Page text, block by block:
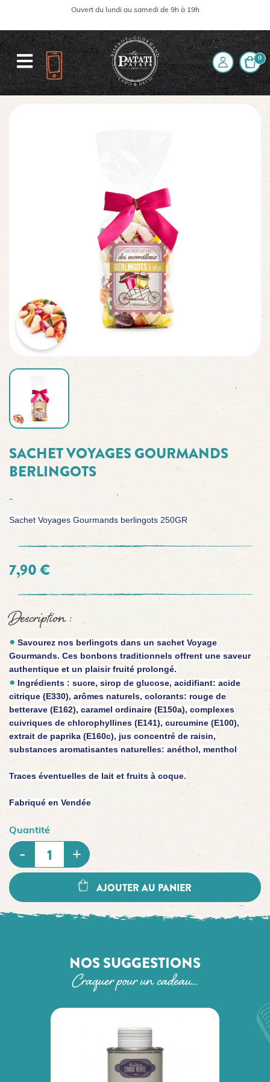
Ouvert du lundi au samedi de 9h à 19h
0
SACHET VOYAGES GOURMANDS
BERLINGOTS
-
Sachet Voyages Gourmands berlingots 250GR
7,90 €
Description :
Savourez nos berlingots dans un sachet Voyage
Gourmands. Ces bonbons traditionnels offrent une saveur
authentique et un plaisir fruité prolongé.
Ingrédients : sucre, sirop de glucose, acidifiant: acide
citrique (E330), arômes naturels, colorants: rouge de
betterave (E162), caramel ordinaire (E150a), complexes
cuivriques de chlorophyllines (E141), curcumine (E100),
extrait de paprika (E160c), jus concentré de raisin,
substances aromatisantes naturelles: anéthol, menthol
Traces éventuelles de lait et fruits à coque.
Fabriqué en Vendée
Quantité
AJOUTER AU PANIER
NOS SUGGESTIONS
Craquer pour un cadeau…